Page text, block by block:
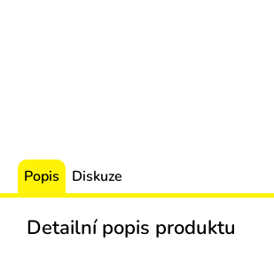
Popis Diskuze
Detailní popis produktu